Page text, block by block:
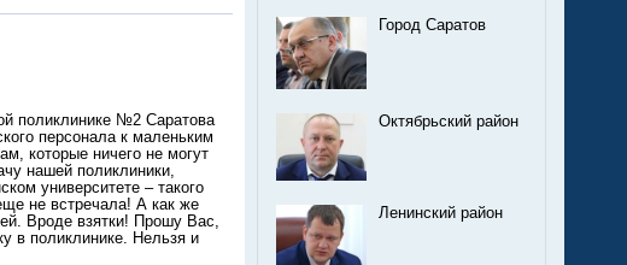
поликлинике №2 Саратова
персонала к маленьким
которые ничего не могут
нашей поликлиники,
университете – такого
не встречала! А как же
Вроде взятки! Прошу Вас,
в поликлинике. Нельзя и
Город Саратов
Октябрьский район
Ленинский район